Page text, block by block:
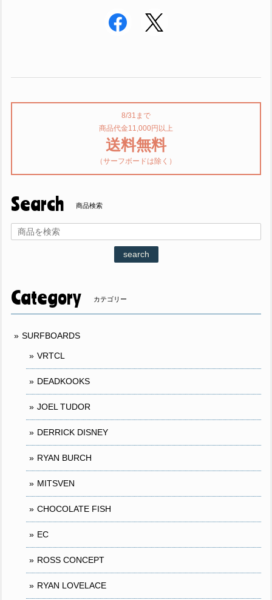
8/31まで
商品代金11,000円以上
送料無料
（サーフボードは除く）
Search 商品検索
search
Category カテゴリー
SURFBOARDS
VRTCL
DEADKOOKS
JOEL TUDOR
DERRICK DISNEY
RYAN BURCH
MITSVEN
CHOCOLATE FISH
EC
ROSS CONCEPT
RYAN LOVELACE